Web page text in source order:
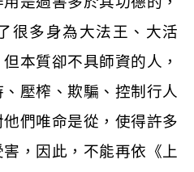
很多身為大法王、大活
本質卻不具師資的人，
壓榨、欺騙、控制行人
們唯命是從，使得許多
，因此，不能再依《上